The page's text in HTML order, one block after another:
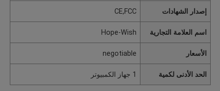
إصدار الشهادات CE,FCC
اسم العلامة التجارية Hope-Wish
الأسعار negotiable
الحد الأدنى لكمية 1 جهاز الكمبيوتر